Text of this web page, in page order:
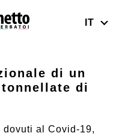
IT
di un
di
al Covid-19,